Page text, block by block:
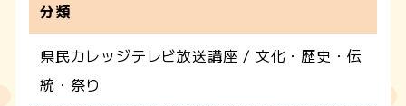
分類
県民カレッジテレビ放送講座 / 文化・歴史・伝
統・祭り